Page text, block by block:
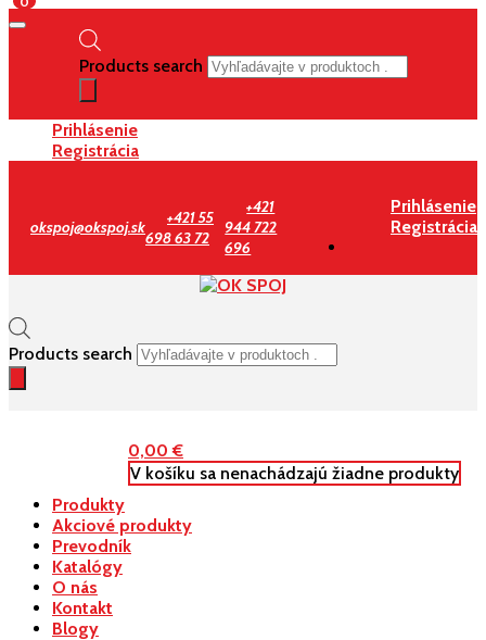
Products search
Prihlásenie
Registrácia
okspoj@okspoj.sk
+421 55
698 63 72
+421
944 722
696
Prihlásenie
Registrácia
Products search
0,00€
V košíku sa nenachádzajú žiadne produkty
Produkty
Akciové produkty
Prevodník
Katalógy
O nás
Kontakt
Blogy